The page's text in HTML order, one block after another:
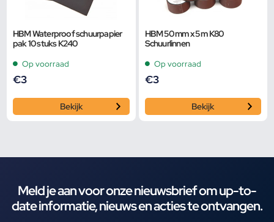
HBM Waterproof schuurpapier
pak 10 stuks K240
Op voorraad
€3
Bekijk
HBM 50 mm x 5 m K80
Schuurlinnen
Op voorraad
€3
Bekijk
Meld je aan voor onze nieuwsbrief om up-to-
date informatie, nieuws en acties te ontvangen.